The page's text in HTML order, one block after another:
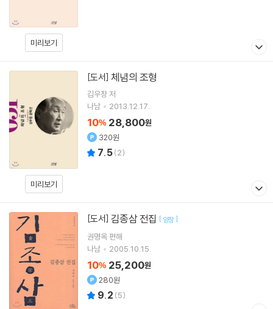
미리보기
미리보기
[도서] 체념의 조형
김우창저
나남
2013.12.17.
10% 28,800원
320원
7.5(2)
[도서] 김종삼 전집 [ 양장]
권명옥 편해
나남
2005.10.15.
10% 25,200원
280원
9.2 (5)